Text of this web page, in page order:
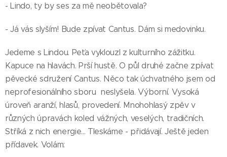
- Lindo, ty by ses za mě neobětovala?
- Já vás slyším! Bude zpívat Cantus. Dám si medovinku.
Jedeme s Lindou. Peťa vyklouzl z kulturního zážitku.
Kapuce na hlavách. Prší hustě. O půl druhé začne zpívat
pěvecké sdružení Cantus. Něco tak úchvatného jsem od
neprofesionálního sboru neslyšela. Výborní. Vysoká
úroveň aranží, hlasů, provedení. Mnohohlasý zpěv v
různých úpravách koled vážných, veselých, tradičních.
Stříká z nich energie... Tleskáme - přidávají. Ještě jeden
přídavek. Volám: